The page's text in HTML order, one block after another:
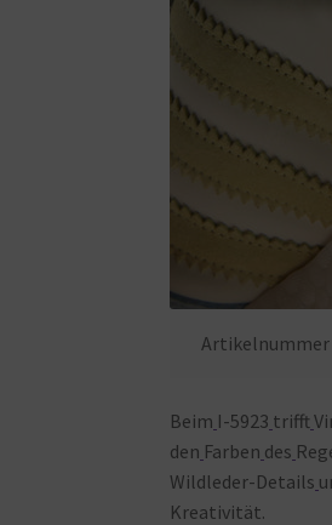
Artikelnummer
Beim I-5923 trifft
den Farben des
Wildleder-Details
Kreativität.